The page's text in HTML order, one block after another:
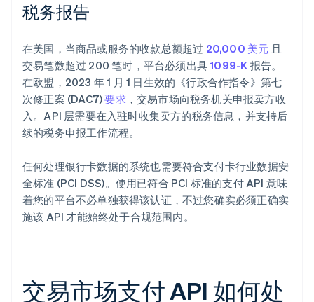
税务报告
在美国，当商品或服务的收款总额超过 20,000 美元 且
交易笔数超过 200 笔时，平台必须出具1099-K 报告。
在欧盟，2023 年 1 月 1 日生效的《行政合作指令》第七
次修正案 (DAC7)要求，交易市场向税务机关申报卖方收
入。API 层需要在入驻时收集卖方的税务信息，并支持后
续的税务申报工作流程。
任何处理银行卡数据的系统也需要符合支付卡行业数据安
全标准 (PCI DSS)。使用已符合 PCI 标准的支付 API 意味
着您的平台不必单独获得该认证，不过您确实必须正确实
施该 API 才能始终处于合规范围内。
交易市场支付 API 如何处